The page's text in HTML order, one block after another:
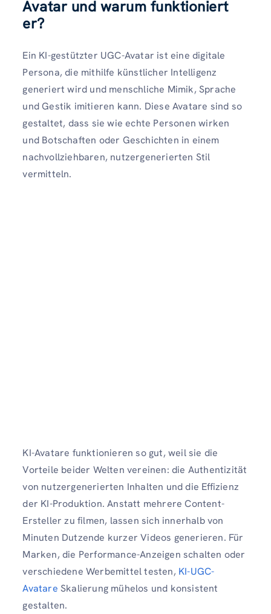
Avatar und warum funktioniert
er?
Ein KI-gestützter UGC-Avatar ist eine digitale
Persona, die mithilfe künstlicher Intelligenz
generiert wird und menschliche Mimik, Sprache
und Gestik imitieren kann. Diese Avatare sind so
gestaltet, dass sie wie echte Personen wirken
und Botschaften oder Geschichten in einem
nachvollziehbaren, nutzergenerierten Stil
vermitteln.
KI-Avatare funktionieren so gut, weil sie die
Vorteile beider Welten vereinen: die Authentizität
von nutzergenerierten Inhalten und die Effizienz
der KI-Produktion. Anstatt mehrere Content-
Ersteller zu filmen, lassen sich innerhalb von
Minuten Dutzende kurzer Videos generieren. Für
Marken, die Performance-Anzeigen schalten oder
verschiedene Werbemittel testen, KI-UGC-
Avatare Skalierung mühelos und konsistent
gestalten.